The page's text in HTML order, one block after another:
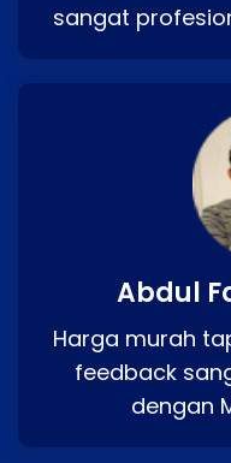
sangat
Abdul
Harga murah
feedback
dengan